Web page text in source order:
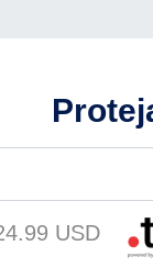
USD